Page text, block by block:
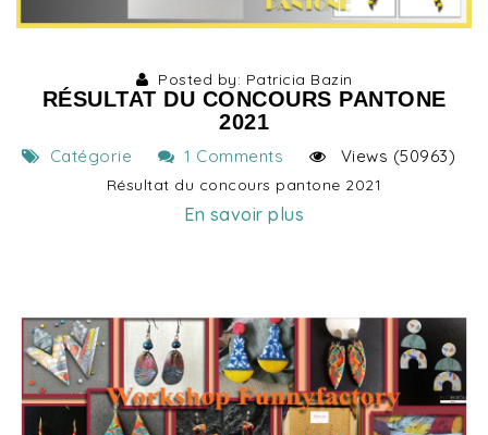
Posted by: Patricia Bazin
RÉSULTAT DU CONCOURS PANTONE
2021
Catégorie 1 Comments Views (50963)
Résultat du concours pantone 2021
En savoir plus